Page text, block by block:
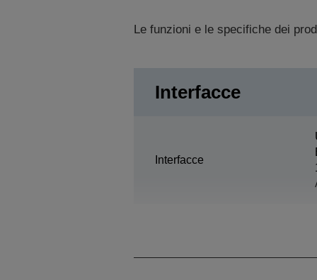
Le funzioni e le specifiche dei
Interfacce
Interfacce